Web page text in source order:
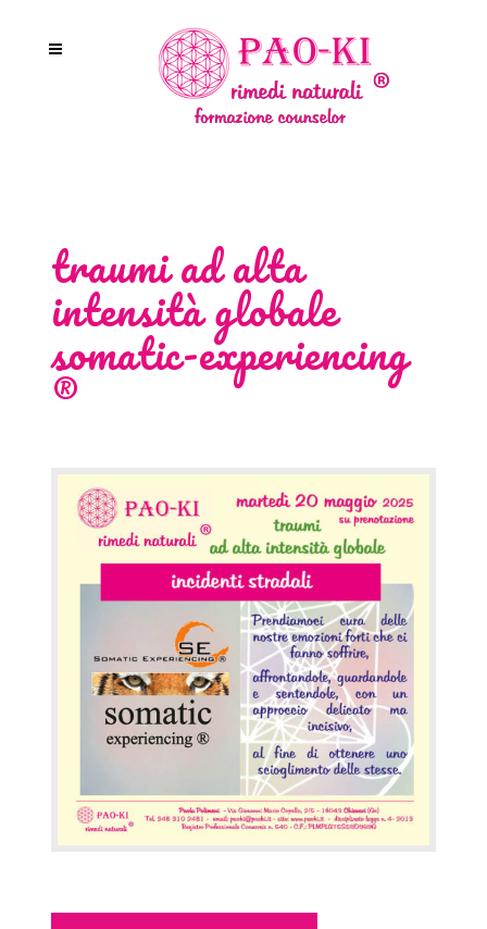
traumi ad alta
intensità globale
somatic-experiencing
®